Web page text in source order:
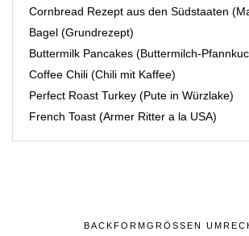
Cornbread Rezept aus den Südstaaten
Bagel (Grundrezept)
Buttermilk Pancakes (Buttermilch-
Coffee Chili (Chili mit Kaffee)
Perfect Roast Turkey (Pute in Würzlake)
French Toast (Armer Ritter a la USA)
BACKFORMGRÖSSEN